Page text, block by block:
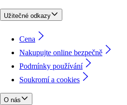
Užitečné odkazy
Cena
Nakupujte online bezpečně
Podmínky používání
Soukromí a cookies
O nás